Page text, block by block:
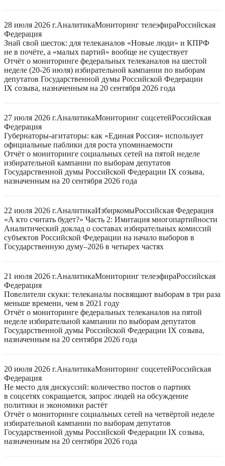
28 июля 2026 г.АналитикаМониторинг телеэфираРоссийская
Федерация
Знай свой шесток: для телеканалов «Новые люди» и КПРФ
не в почёте, а «малых партий» вообще не существует
Отчёт о мониторинге федеральных телеканалов на шестой
неделе (20-26 июля) избирательной кампании по выборам
депутатов Государственной думы Российской Федерации
IX созыва, назначенным на 20 сентября 2026 года
27 июля 2026 г.АналитикаМониторинг соцсетейРоссийская
Федерация
Губернаторы-агитаторы: как «Единая Россия» использует
официальные паблики для роста упоминаемости
Отчёт о мониторинге социальных сетей на пятой неделе
избирательной кампании по выборам депутатов
Государственной думы Российской Федерации IX созыва,
назначенным на 20 сентября 2026 года
22 июля 2026 г.АналитикаИзбиркомыРоссийская Федерация
«А кто считать будет?» Часть 2: Имитация многопартийности
Аналитический доклад о составах избирательных комиссий
субъектов Российской Федерации на начало выборов в
Государственную думу–2026 в четырех частях
21 июля 2026 г.АналитикаМониторинг телеэфираРоссийская
Федерация
Повелители скуки: телеканалы посвящают выборам в три раза
меньше времени, чем в 2021 году
Отчёт о мониторинге федеральных телеканалов на пятой
неделе избирательной кампании по выборам депутатов
Государственной думы Российской Федерации IX созыва,
назначенным на 20 сентября 2026 года
20 июля 2026 г.АналитикаМониторинг соцсетейРоссийская
Федерация
Не место для дискуссий: количество постов о партиях
в соцсетях сокращается, запрос людей на обсуждение
политики и экономики растёт
Отчёт о мониторинге социальных сетей на четвёртой неделе
избирательной кампании по выборам депутатов
Государственной думы Российской Федерации IX созыва,
назначенным на 20 сентября 2026 года